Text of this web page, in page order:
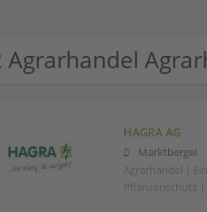
Agrarhandel
HAGRA AG
Marktbergel
Agrarhandel |
Pflanzenschutz